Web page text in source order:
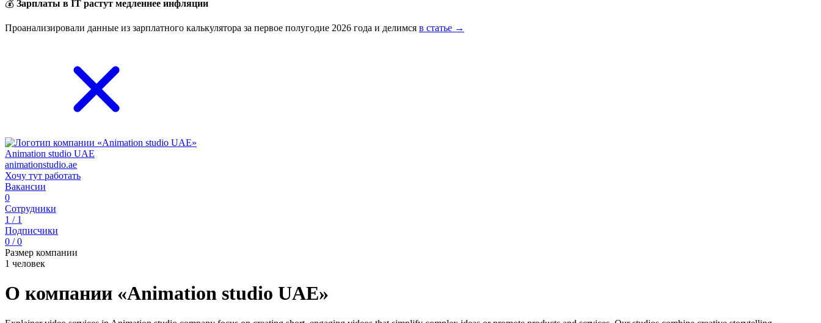
💰 Зарплаты в IT растут медленнее инфляции
Проанализировали данные из зарплатного калькулятора за первое полугодие 2026 года и делимся в статье →
Animation studio UAE
animationstudio.ae
Хочу тут работать
Вакансии
0
Сотрудники
1 / 1
Подписчики
0 / 0
Размер компании
1 человек
О компании «Animation studio UAE»